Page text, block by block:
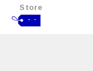
Store
- -